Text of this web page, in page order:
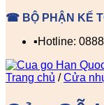
☎ BỘ PHẬN KẾ
▪️Hotline:
Trang chủ / Cửa